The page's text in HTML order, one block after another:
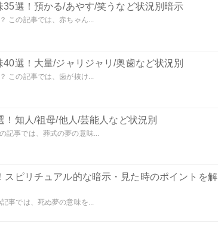
35選！預かる/あやす/笑うなど状況別暗示
この記事では、赤ちゃん...
40選！大量/ジャリジャリ/奥歯など状況別
この記事では、歯が抜け...
！知人/祖母/他人/芸能人など状況別
記事では、葬式の夢の意味...
スピリチュアル的な暗示・見た時のポイントを解
事では、死ぬ夢の意味を...